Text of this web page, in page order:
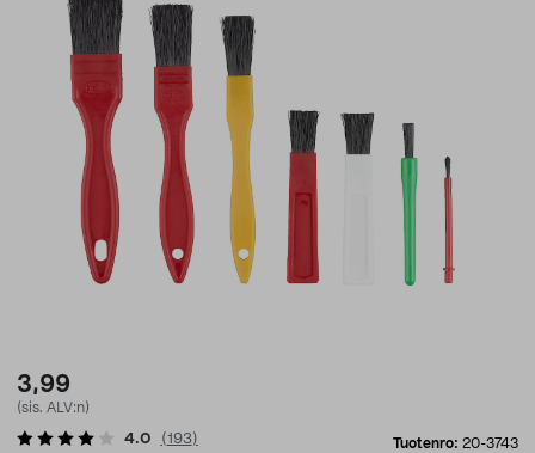
3,99
(sis. ALV:n)
Tuotenro: 20-3743
4.0 (193)